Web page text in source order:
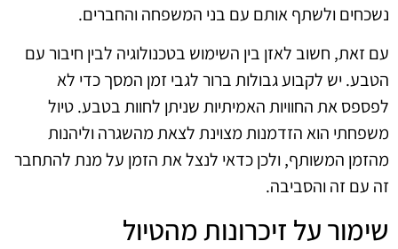
נשכחים ולשתף אותם עם בני המשפחה והחברים.
עם זאת, חשוב לאזן בין השימוש בטכנולוגיה לבין חיבור עם
הטבע. יש לקבוע גבולות ברור לגבי זמן המסך כדי לא
לפספס את החוויות האמיתיות שניתן לחוות בטבע. טיול
משפחתי הוא הזדמנות מצוינת לצאת מהשגרה וליהנות
מהזמן המשותף, ולכן כדאי לנצל את הזמן על מנת להתחבר
זה עם זה והסביבה.
שימור על זיכרונות מהטיול